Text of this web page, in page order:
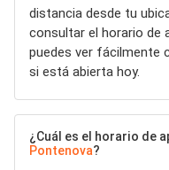
distancia desde tu
consultar el horario de
puedes ver fácilmente
si está abierta hoy.
¿Cuál es el horario de
Pontenova?